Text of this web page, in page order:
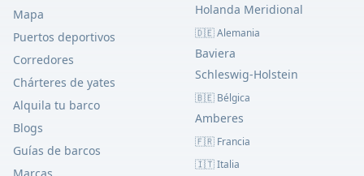
Mapa
Puertos deportivos
Corredores
Chárteres de yates
Alquila tu barco
Blogs
Guías de barcos
Marcas
Holanda Meridional
🇩🇪 Alemania
Baviera
Schleswig-Holstein
🇧🇪 Bélgica
Amberes
🇫🇷 Francia
🇮🇹 Italia